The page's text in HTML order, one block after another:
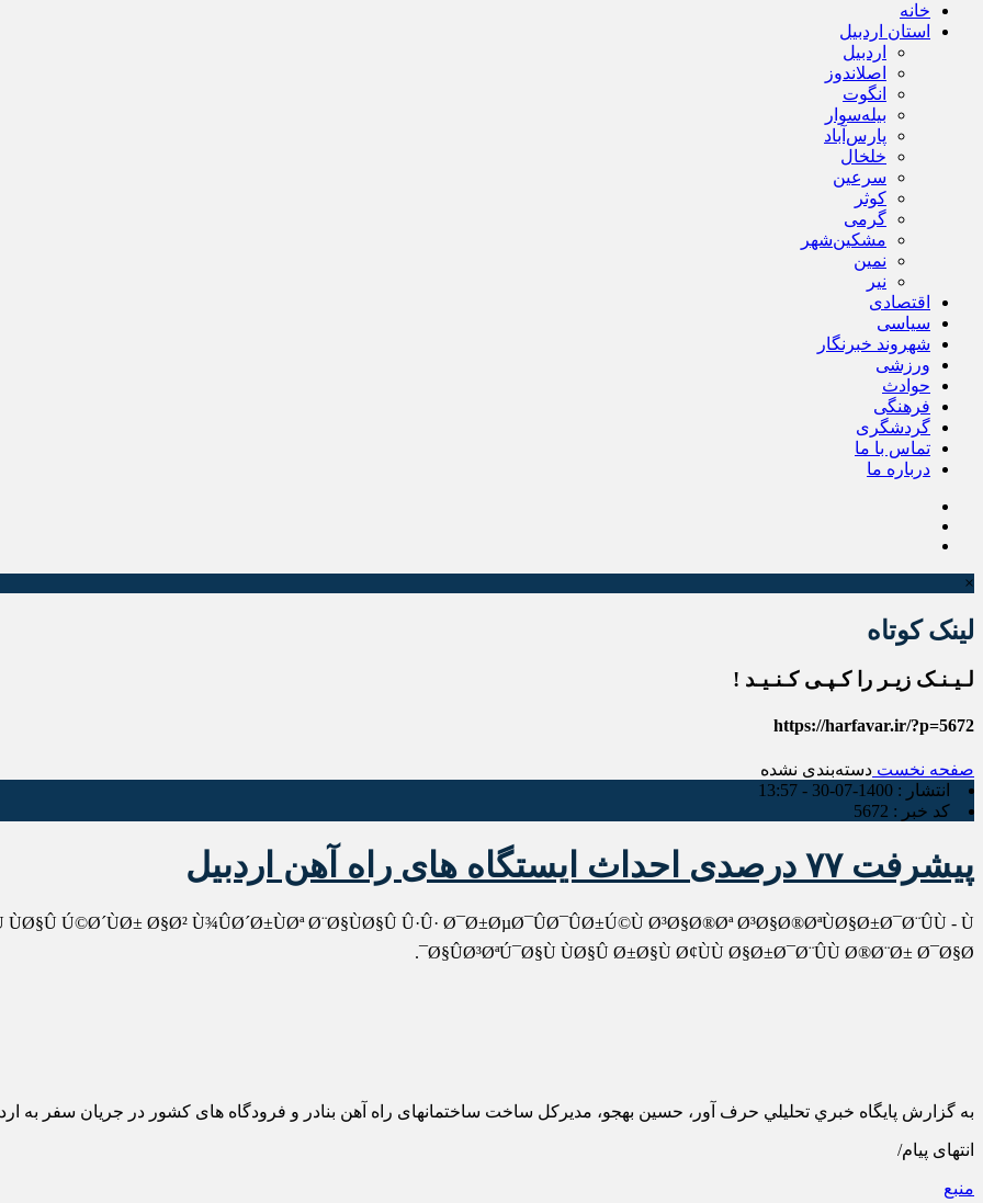
خانه
استان اردبیل
اردبیل
اصلاندوز
انگوت
بیله‌سوار
پارس‌آباد
خلخال
سرعین
کوثر
گرمی
مشکین‌شهر
نمین
نیر
اقتصادی
سیاسی
شهروند خبرنگار
ورزشی
حوادث
فرهنگی
گردشگری
تماس با ما
درباره ما
×
لینک کوتاه
لـیـنـک زیـر را کـپـی کـنـیـد !
https://harfavar.ir/?p=5672
صفحه نخست دسته‌بندی نشده
انتشار : 1400-07-30 - 13:57
کد خبر : 5672
پیشرفت ۷۷ درصدی احداث ایستگاه های راه آهن اردبیل
Ù ÙØ±ÙØ¯Ú¯Ø§Ù ÙØ§Û Ú©Ø´ÙØ± Ø§Ø² Ù¾ÛØ´Ø±ÙØª Ø¨Ø§ÙØ§Û Û·Û· Ø¯Ø±ØµØ¯Û
Ø§ÛØ³ØªÚ¯Ø§Ù ÙØ§Û Ø±Ø§Ù Ø¢ÙÙ Ø§Ø±Ø¯Ø¨ÛÙ Ø®Ø¨Ø± Ø¯Ø§Ø¯.
به گزارش پايگاه خبري تحليلي حرف آور، حسین بهجو، مدیرکل ساخت ساختمانهای راه آهن بنادر و فرودگاه های کشور در جریان سفر به اردبیل از پیشرفت بالای ۷۷ درصدی
انتهای پیام/
منبع